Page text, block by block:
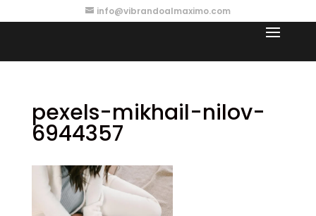
info@vibrandoalmaximo.com
pexels-mikhail-nilov-
6944357